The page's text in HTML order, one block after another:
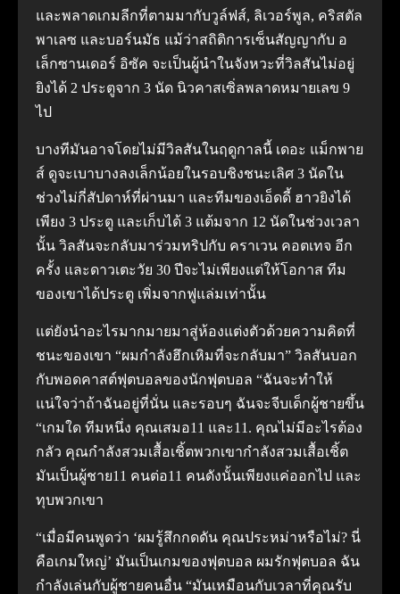
และพลาดเกมลีกที่ตามมากับวูล์ฟส์, ลิเวอร์พูล, คริสตัล
พาเลซ และบอร์นมัธ แม้ว่าสถิติการเซ็นสัญญากับ อ
เล็กซานเดอร์ อิซัค จะเป็นผู้นําในจังหวะที่วิลสันไม่อยู่
ยิงได้ 2 ประตูจาก 3 นัด นิวคาสเซิ่ลพลาดหมายเลข 9
ไป
บางทีมันอาจโดยไม่มีวิลสันในฤดูกาลนี้ เดอะ แม็กพาย
ส์ ดูจะเบาบางลงเล็กน้อยในรอบชิงชนะเลิศ 3 นัดใน
ช่วงไม่กี่สัปดาห์ที่ผ่านมา และทีมของเอ็ดดี้ ฮาวยิงได้
เพียง 3 ประตู และเก็บได้ 3 แต้มจาก 12 นัดในช่วงเวลา
นั้น วิลสันจะกลับมาร่วมทริปกับ คราเวน คอตเทจ อีก
ครั้ง และดาวเตะวัย 30 ปีจะไม่เพียงแต่ให้โอกาส ทีม
ของเขาได้ประตู เพิ่มจากฟูแล่มเท่านั้น
แต่ยังนําอะไรมากมายมาสู่ห้องแต่งตัวด้วยความคิดที่
ชนะของเขา “ผมกําลังฮึกเหิมที่จะกลับมา” วิลสันบอก
กับพอดคาสต์ฟุตบอลของนักฟุตบอล “ฉันจะทําให้
แน่ใจว่าถ้าฉันอยู่ที่นั่น และรอบๆ ฉันจะจีบเด็กผู้ชายขึ้น
“เกมใด ทีมหนึ่ง คุณเสมอ11 และ11. คุณไม่มีอะไรต้อง
กลัว คุณกําลังสวมเสื้อเชิ้ตพวกเขากําลังสวมเสื้อเชิ้ต
มันเป็นผู้ชาย11 คนต่อ11 คนดังนั้นเพียงแค่ออกไป และ
ทุบพวกเขา
“เมื่อมีคนพูดว่า ‘ผมรู้สึกกดดัน คุณประหม่าหรือไม่? นี่
คือเกมใหญ่’ มันเป็นเกมของฟุตบอล ผมรักฟุตบอล ฉัน
กําลังเล่นกับผู้ชายคนอื่น “มันเหมือนกับเวลาที่คุณรับ